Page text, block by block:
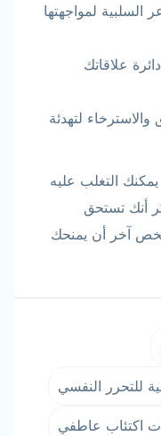
السلبية لمواجهتها
علاقاتك
لتهدئة
التغلب عليه
أنك تستحق
شخص آخر أن يمنحك
للتحرر النفسي
اكتئاب عاطفي